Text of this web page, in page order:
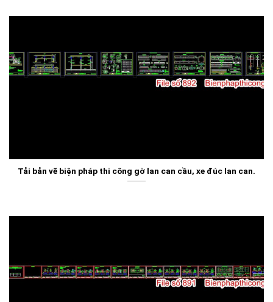
Tải bản vẽ biện pháp thi công gờ lan can cầu, xe đúc lan can.